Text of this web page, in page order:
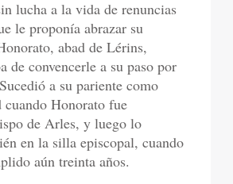
lucha a la vida de renuncias
le proponía abrazar su
abad de Lérins,
de convencerle a su paso por
Sucedió a su pariente como
cuando Honorato fue
de Arles, y luego lo
en la silla episcopal, cuando
aún treinta años.